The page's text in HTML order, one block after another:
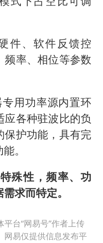
件、软件反馈控
频率、相位等参数
用功率源内置环
各种驻波比的负
保护功能，具有完
。
殊性，频率、功
求而特定。
台“网易号”作者上传
网易仅提供信息发布平